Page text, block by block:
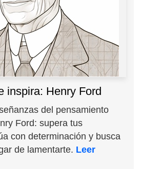
inspira: Henry Ford
del pensamiento
Ford: supera tus
con determinación y busca
de lamentarte. Leer